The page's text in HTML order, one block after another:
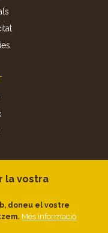
la vostra
doneu el vostre
Més informació